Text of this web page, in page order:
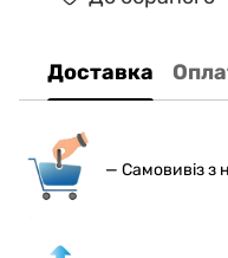
Доставка
— Самовивіз з